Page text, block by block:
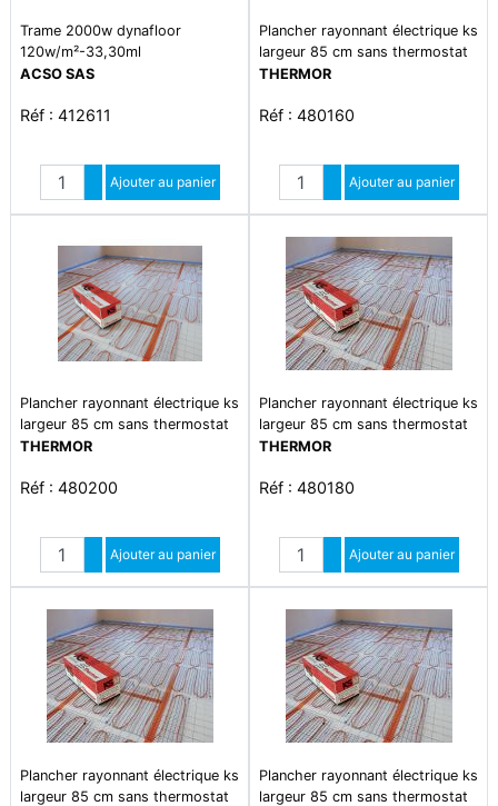
Trame 2000w dynafloor
120w/m²-33,30ml
ACSO SAS
Réf : 412611
Quantité
Augmenter quantité
Diminuer quantité
Ajouter au panier
Plancher rayonnant électrique ks
largeur 85 cm sans thermostat
1600w
THERMOR
Réf : 480160
Quantité
Augmenter quantité
Diminuer quantité
Ajouter au panier
Plancher rayonnant électrique ks
largeur 85 cm sans thermostat
2000w
THERMOR
Réf : 480200
Quantité
Augmenter quantité
Diminuer quantité
Ajouter au panier
Plancher rayonnant électrique ks
largeur 85 cm sans thermostat
2200w
THERMOR
Réf : 480180
Quantité
Augmenter quantité
Diminuer quantité
Ajouter au panier
Plancher rayonnant électrique ks
largeur 85 cm sans thermostat
Plancher rayonnant électrique ks
largeur 85 cm sans thermostat